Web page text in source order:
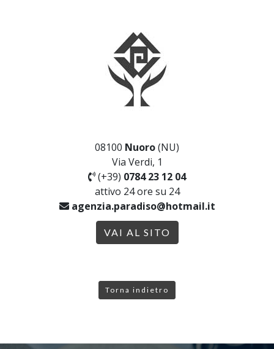
08100 Nuoro(NU)
Via Verdi, 1
(+39) 0784 23 12 04
attivo 24 ore su 24
agenzia.paradiso@hotmail.it
VAI AL SITO
Torna indietro